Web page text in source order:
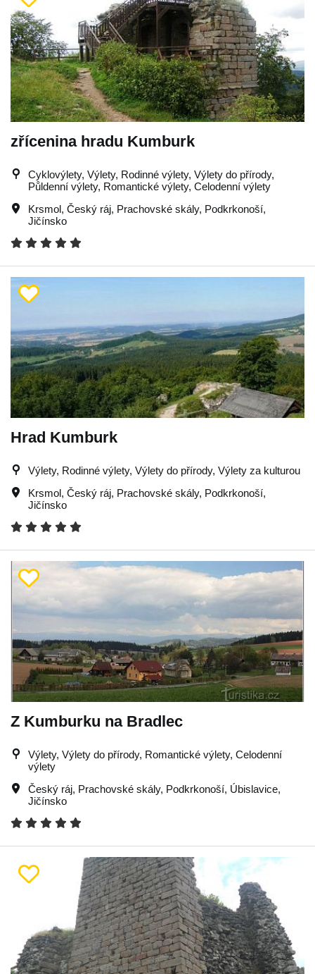
zřícenina hradu Kumburk
Cyklovýlety, Výlety, Rodinné výlety, Výlety do přírody,
Půldenní výlety, Romantické výlety, Celodenní výlety
Krsmol, Český ráj, Prachovské skály, Podkrkonoší,
Jičínsko
Hrad Kumburk
Výlety, Rodinné výlety, Výlety do přírody, Výlety za kulturou
Krsmol, Český ráj, Prachovské skály, Podkrkonoší,
Jičínsko
Z Kumburku na Bradlec
Výlety, Výlety do přírody, Romantické výlety, Celodenní
výlety
Český ráj, Prachovské skály, Podkrkonoší, Úbislavice,
Jičínsko